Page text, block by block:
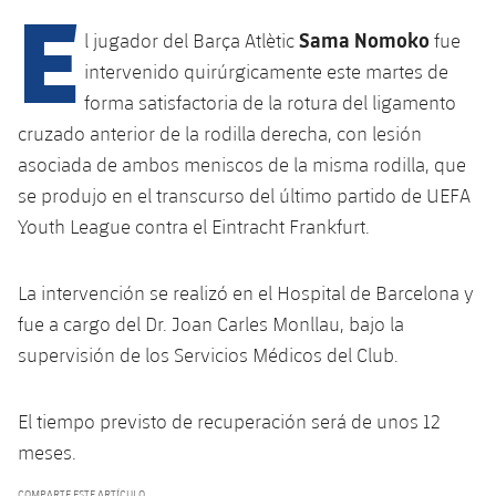
plusicon
más
Instalaciones
Spotify Camp Nou
Barça Cafe
Ciutat Esportiva
La Masia
plusicon
más
SUB13
SUB12
SUB11 A
SUB11 B
SUB10 B
SUB9 B
SUB8 A
SUB13 B
SUB12 C
SUB11 C
Entradas
Gameday Shows
Resultados
Clasificación
Fotos
Barça Atlètic
Cadete A
Cadete B
Infantil A
Infantil B
PLUSICON
MÁS
Primer Equipo
plusicon
más
Actualidad
Calendario
Entradas
Resultados
Barça Atlètic
plusicon
más
Calendario
Resultados
Clasificaciones
Juvenil
Cadete A
PLUSICON
MÁS
Primer equipo
Actualidad
Calendario
Barça Atlètic
Actualidad
E l jugador del Barça AtlèticSama Nomoko fue
intervenido quirúrgicamente este martes de
forma satisfactoria de la rotura del ligamento
cruzado anterior de la rodilla derecha, con lesión
asociada de ambos meniscos de la misma rodilla, que
se produjo en el transcurso del último partido de UEFA
Youth League contra el Eintracht Frankfurt.
La intervención se realizó en el Hospital de Barcelona y
fue a cargo del Dr. Joan Carles Monllau, bajo la
supervisión de los Servicios Médicos del Club.
El tiempo previsto de recuperación será de unos 12
meses.